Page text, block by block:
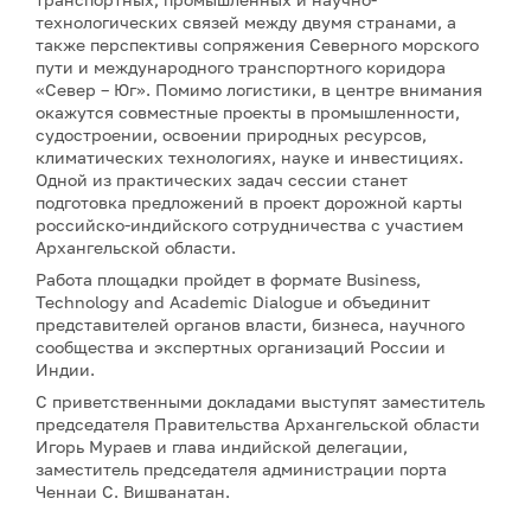
технологических связей между двумя странами, а
также перспективы сопряжения Северного морского
пути и международного транспортного коридора
«Север – Юг». Помимо логистики, в центре внимания
окажутся совместные проекты в промышленности,
судостроении, освоении природных ресурсов,
климатических технологиях, науке и инвестициях.
Одной из практических задач сессии станет
подготовка предложений в проект дорожной карты
российско-индийского сотрудничества с участием
Архангельской области.
Работа площадки пройдет в формате Business,
Technology and Academic Dialogue и объединит
представителей органов власти, бизнеса, научного
сообщества и экспертных организаций России и
Индии.
С приветственными докладами выступят заместитель
председателя Правительства Архангельской области
Игорь Мураев и глава индийской делегации,
заместитель председателя администрации порта
Ченнаи С. Вишванатан.